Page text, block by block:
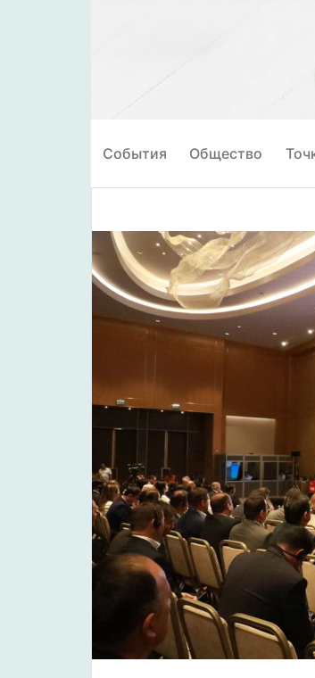
События Общество